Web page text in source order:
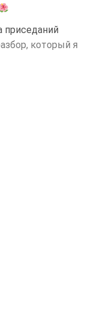
приседаний
который я